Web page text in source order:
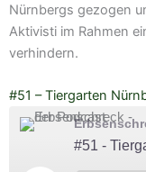
Nürnbergs gezogen
Aktivisti im Rahmen
verhindern.
#51 – Tiergarten
#51 -